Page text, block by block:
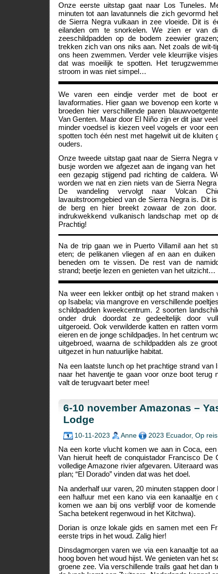
Onze eerste uitstap gaat naar Los Tuneles.
minuten tot aan lavatunnels die zich gevormd
de Sierra Negra vulkaan in zee vloeide. Dit is
eilanden om te snorkelen. We zien er van
zeeschildpadden op de bodem zeewier
trekken zich van ons niks aan. Net zoals de wit-
ons heen zwemmen. Verder vele kleurrijke
dat was moeilijk te spotten. Het
stroom in was niet simpel…
We varen een eindje verder met de boot
lavaformaties. Hier gaan we bovenop een korte
broeden hier verschillende paren
Van Genten. Maar door El Niño zijn er dit jaar
minder voedsel is kiezen veel vogels er voor
spotten toch één nest met hagelwit uit de kluiten
ouders.
Onze tweede uitstap gaat naar de Sierra Negra
busje worden we afgezet aan de ingang van
een gezapig stijgend pad richting de caldera.
worden we nat en zien niets van de Sierra
De wandeling vervolgt naar Volcan
lavauitstroomgebied van de Sierra Negra is. Dit
de berg en hier breekt zowaar de zon
indrukwekkend vulkanisch landschap met op
Prachtig!
Na de trip gaan we in Puerto Villamil aan het
eten; de pelikanen vliegen af en aan en duiken
beneden om te vissen. De rest van de
strand; beetje lezen en genieten van het uitzicht…
Na weer een lekker ontbijt op het strand maken
op Isabela; via mangrove en verschillende
schildpadden kweekcentrum. 2 soorten
onder druk doordat ze gedeeltelijk door
uitgeroeid. Ook verwilderde katten en ratten
eieren en de jonge schildpadjes. In het centrum
uitgebroed, waarna de schildpadden als ze
uitgezet in hun natuurlijke habitat.
Na een laatste lunch op het prachtige strand van
naar het haventje te gaan voor onze boot terug
valt de terugvaart beter mee!
6-10 november Amazonas –
Lodge
10-11-2023 Anne 2023 Ecuador, Op reis
Na een korte vlucht komen we aan in Coca,
Van hieruit heeft de conquistador Francisco De
volledige Amazone rivier afgevaren. Uiteraard
plan; “El Dorado” vinden dat was het doel.
Na anderhalf uur varen, 20 minuten stappen
een halfuur met een kano via een kanaaltje en
komen we aan bij ons verblijf voor de
Sacha betekent regenwoud in het Kitchwa).
Dorian is onze lokale gids en samen met een
eerste trips in het woud. Zalig hier!
Dinsdagmorgen varen we via een kanaaltje tot
hoog boven het woud hijst. We genieten van het
groene zee. Via verschillende trails gaat het dan